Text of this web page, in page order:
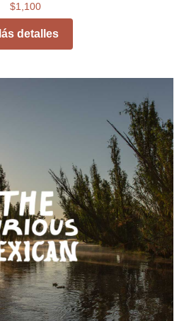
$1,100
detalles